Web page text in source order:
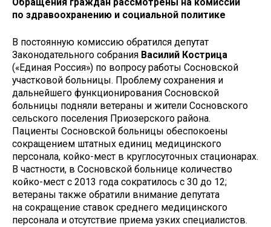
по здравоохранению и социальной политике
В постоянную комиссию обратился депутат
Законодательного собрания Василий Кострица
(«Единая Россия») по вопросу работы Сосновской
участковой больницы. Проблему сохранения и
дальнейшего функционирования Сосновской
больницы подняли ветераны и жители Сосновского
сельского поселения Приозерского района.
Пациенты Сосновской больницы обеспокоены
сокращением штатных единиц медицинского
персонала, койко-мест в круглосуточных стационарах.
В частности, в Сосновской больнице количество
койко-мест с 2013 года сократилось с 30 до 12;
ветераны также обратили внимание депутата
на сокращение ставок среднего медицинского
персонала и отсутствие приема узких специалистов.